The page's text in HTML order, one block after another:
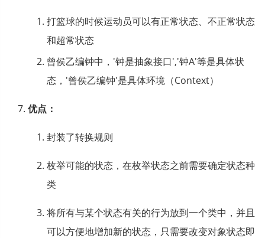
打篮球的时候运动员可以有正常状态、不正常状态
和超常状态
曾侯乙编钟中，'钟是抽象接口','钟A'等是具体状
态，'曾侯乙编钟'是具体环境（Context）
优点：
封装了转换规则
枚举可能的状态，在枚举状态之前需要确定状态种
类
将所有与某个状态有关的行为放到一个类中，并且
可以方便地增加新的状态，只需要改变对象状态即